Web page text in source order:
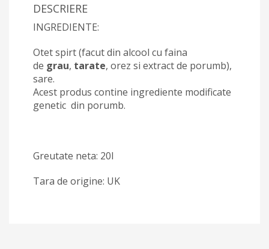
DESCRIERE
INGREDIENTE:
Otet spirt (facut din alcool cu faina
de grau, tarate, orez si extract de porumb),
sare.
Acest produs contine ingrediente modificate
genetic din porumb.
Greutate neta: 20l
Tara de origine: UK